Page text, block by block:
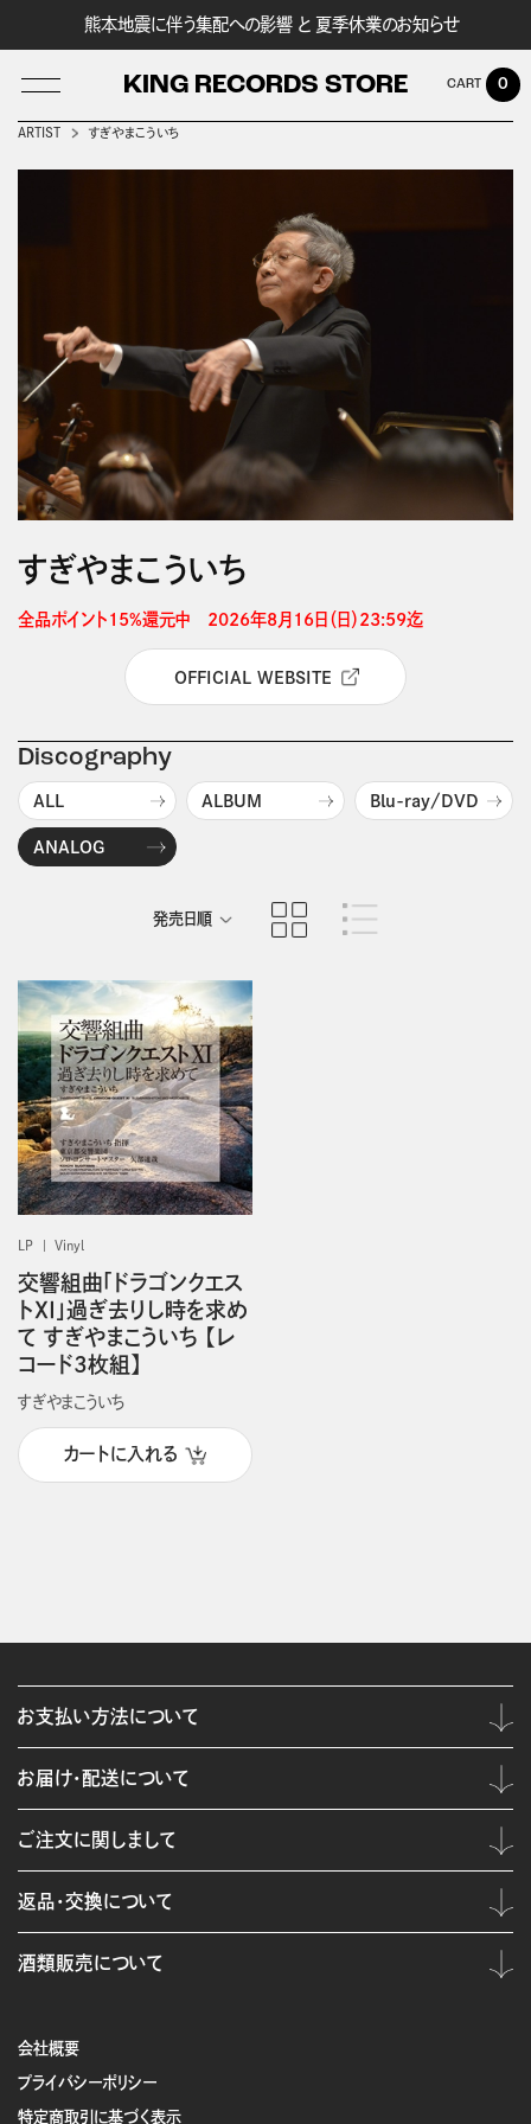
熊本地震に伴う集配への影響 と 夏季休業のお知らせ
KING RECORDS STORE 0
ARTIST すぎやまこういち
すぎやまこういち
全品ポイント15%還元中　2026年8月16日（日）23:59迄
OFFICIAL WEBSITE
Discography
ALL ALBUM Blu-ray/DVD
ANALOG
発売日順
LP Vinyl
交響組曲「ドラゴンクエス
トⅩⅠ」過ぎ去りし時を求め
て すぎやまこういち 【レ
コード3枚組】
すぎやまこういち
カートに入れる
会社概要
プライバシーポリシー
特定商取引に基づく表示
お支払い方法について
お届け・配送について
ご注文に関しまして
返品・交換について
酒類販売について